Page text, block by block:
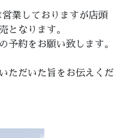
業しておりますが店頭
となります。
予約をお願い致します。
ただいた旨をお伝えくだ